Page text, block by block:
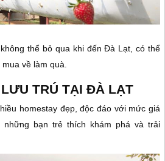
thể bỏ qua khi đến Đà Lạt, có thể
về làm quà.
TRÚ TẠI ĐÀ LẠT
homestay đẹp, độc đáo với mức giá
những bạn trẻ thích khám phá và trải